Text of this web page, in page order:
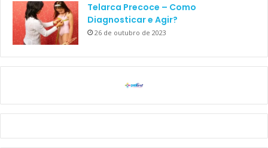
Telarca Precoce – Como
Diagnosticar e Agir?
26 de outubro de 2023